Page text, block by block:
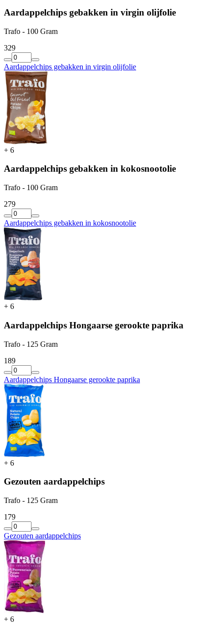
Aardappelchips gebakken in virgin olijfolie
Trafo - 100 Gram
329
Aardappelchips gebakken in virgin olijfolie
+ 6
Aardappelchips gebakken in kokosnootolie
Trafo - 100 Gram
279
Aardappelchips gebakken in kokosnootolie
+ 6
Aardappelchips Hongaarse gerookte paprika
Trafo - 125 Gram
189
Aardappelchips Hongaarse gerookte paprika
+ 6
Gezouten aardappelchips
Trafo - 125 Gram
1 79
Gezouten aardappelchips
+ 6